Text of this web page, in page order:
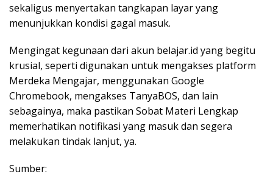
sekaligus menyertakan tangkapan layar yang
menunjukkan kondisi gagal masuk.
Mengingat kegunaan dari akun belajar.id yang begitu
krusial, seperti digunakan untuk mengakses platform
Merdeka Mengajar, menggunakan Google
Chromebook, mengakses TanyaBOS, dan lain
sebagainya, maka pastikan Sobat Materi Lengkap
memerhatikan notifikasi yang masuk dan segera
melakukan tindak lanjut, ya.
Sumber: